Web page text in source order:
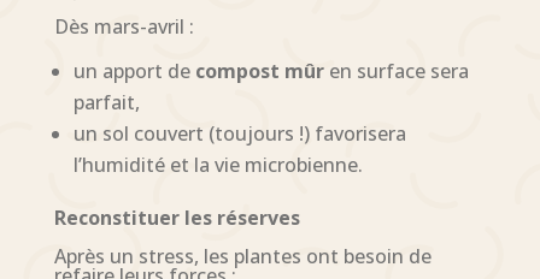
Dès mars-avril :
un apport de compost mûren surface sera
parfait,
un sol couvert (toujours !) favorisera
l’humidité et la vie microbienne.
Reconstituer les réserves
Après un stress, les plantes ont besoin de